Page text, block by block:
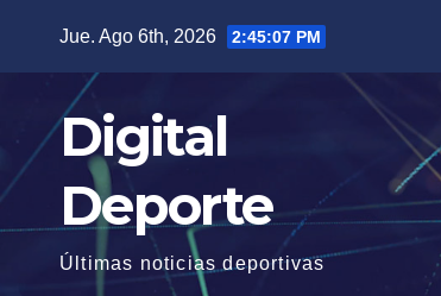
contenido
Jue. Ago 6th, 2026 2:45:08 PM
Digital
Deporte
Últimas noticias deportivas